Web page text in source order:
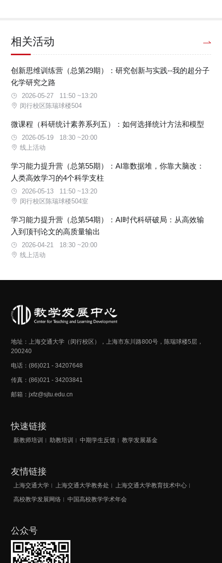
相关活动
创新思维训练营（总第29期）：研究创新与实践--我的超分子
化学研究之路
2026-05-27 11:50 ~13:20
闵行校区陈瑞球楼504
微课程（科研统计素养系列五）：如何选择统计方法和模型
2026-05-19 18:30 ~20:00
线上活动
学习能力提升营（总第55期）：AI靠数据堆，你靠大脑改：
人类高效学习的4个科学支柱
2026-05-13 11:50 ~13:20
闵行校区陈瑞球楼504室
学习能力提升营（总第54期）：AI时代科研破局：从高效输
入到顶刊论文的高质量输出
2026-04-21 18:30 ~20:00
线上活动
地址：上海交通大学（闵行校区），上海市东川路800号，陈瑞球楼5层，
200240
电话：(86)021 - 34207648
传真：(86)021 - 34203841
邮箱：jxfz@sjtu.edu.cn
快速链接
新教师培训 助教培训 中期学生反馈 教学发展基金
友情链接
上海交通大学 上海交通大学教务处
上海交通大学教育技术中心
高校教学发展网络
中国高校教学学术年会
公众号